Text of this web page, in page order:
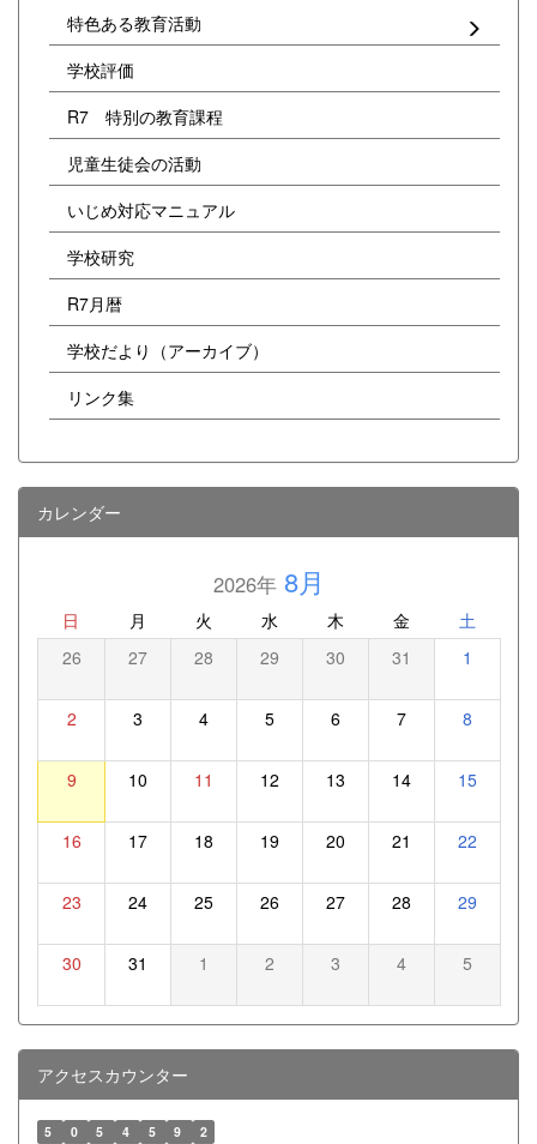
特色ある教育活動
学校評価
R7 特別の教育課程
児童生徒会の活動
いじめ対応マニュアル
学校研究
R7月暦
学校だより（アーカイブ）
リンク集
カレンダー
2026年8月
日 月 火 水 木 金 土
26 27 28 29 30 31 1
2 3 4 5 6 7 8
9 10 11 12 13 14 15
16 17 18 19 20 21 22
23 24 25 26 27 28 29
30 31 1 2 3 4 5
アクセスカウンター
5 0 5 4 5 9 2